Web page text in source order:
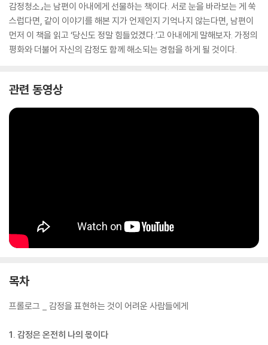
감정청소』는 남편이 아내에게 선물하는 책이다. 서로 눈을 바라보는 게 쑥
스럽다면, 같이 이야기를 해본 지가 언제인지 기억나지 않는다면, 남편이
먼저 이 책을 읽고 ‘당신도 정말 힘들었겠다.’고 아내에게 말해보자. 가정의
평화와 더불어 자신의 감정도 함께 해소되는 경험을 하게 될 것이다.
관련 동영상
목차
프롤로그 _ 감정을 표현하는 것이 어려운 사람들에게
1. 감정은 온전히 나의 몫이다